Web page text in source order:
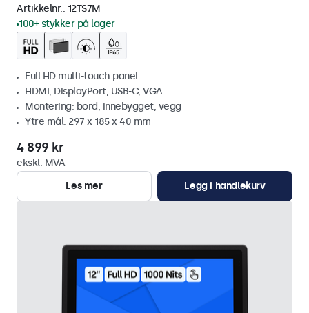
Artikkelnr.: 12TS7M
100+ stykker på lager
Full HD multi-touch panel
HDMI, DisplayPort, USB-C, VGA
Montering: bord, innebygget, vegg
Ytre mål: 297 x 185 x 40 mm
4 899 kr
ekskl. MVA
Les mer
Legg i handlekurv